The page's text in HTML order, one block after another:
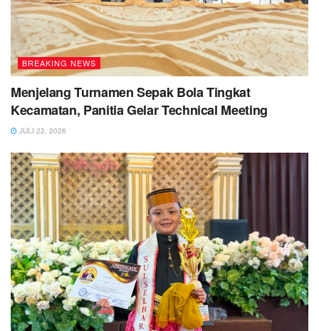
BREAKING NEWS
Menjelang Turnamen Sepak Bola Tingkat
Kecamatan, Panitia Gelar Technical Meeting
JULI 22, 2026